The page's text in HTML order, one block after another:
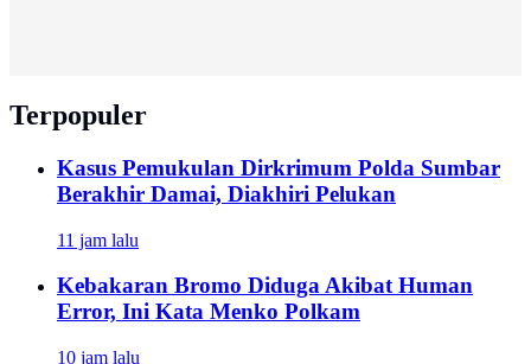
Terpopuler
Kasus Pemukulan Dirkrimum Polda Sumbar
Berakhir Damai, Diakhiri Pelukan
11 jam lalu
Kebakaran Bromo Diduga Akibat Human
Error, Ini Kata Menko Polkam
10 jam lalu